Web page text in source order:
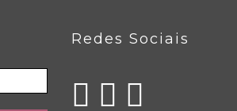
Redes Sociais